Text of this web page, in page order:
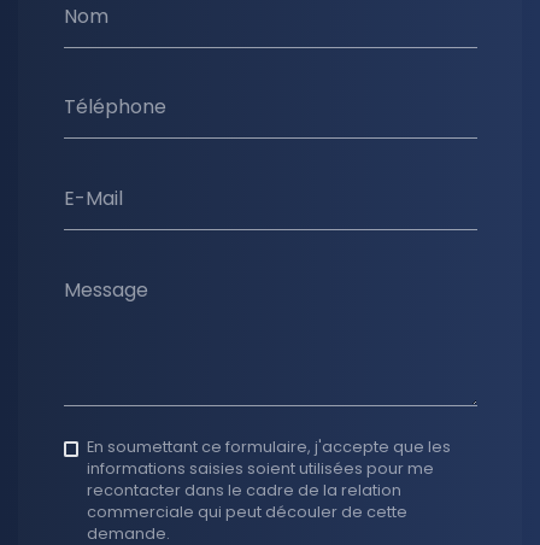
Nom
Téléphone
E-Mail
Message
En soumettant ce formulaire, j'accepte que les
informations saisies soient utilisées pour me
recontacter dans le cadre de la relation
commerciale qui peut découler de cette
demande.